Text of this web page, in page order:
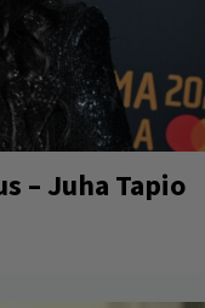
– Juha Tapio